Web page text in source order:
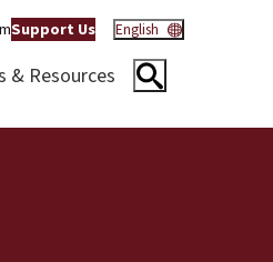
Support Us English
& Resources